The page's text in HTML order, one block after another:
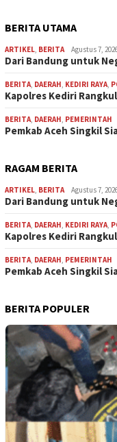
BERITA UTAMA
ARTIKEL, BERITA Agustus 7,
Dari Bandung untuk
BERITA, DAERAH, KEDIRI RAYA,
Kapolres Kediri
BERITA, DAERAH, PEMERINTAH
Pemkab Aceh Singkil
RAGAM BERITA
ARTIKEL, BERITA Agustus 7,
Dari Bandung untuk
BERITA, DAERAH, KEDIRI RAYA,
Kapolres Kediri
BERITA, DAERAH, PEMERINTAH
Pemkab Aceh Singkil
BERITA POPULER